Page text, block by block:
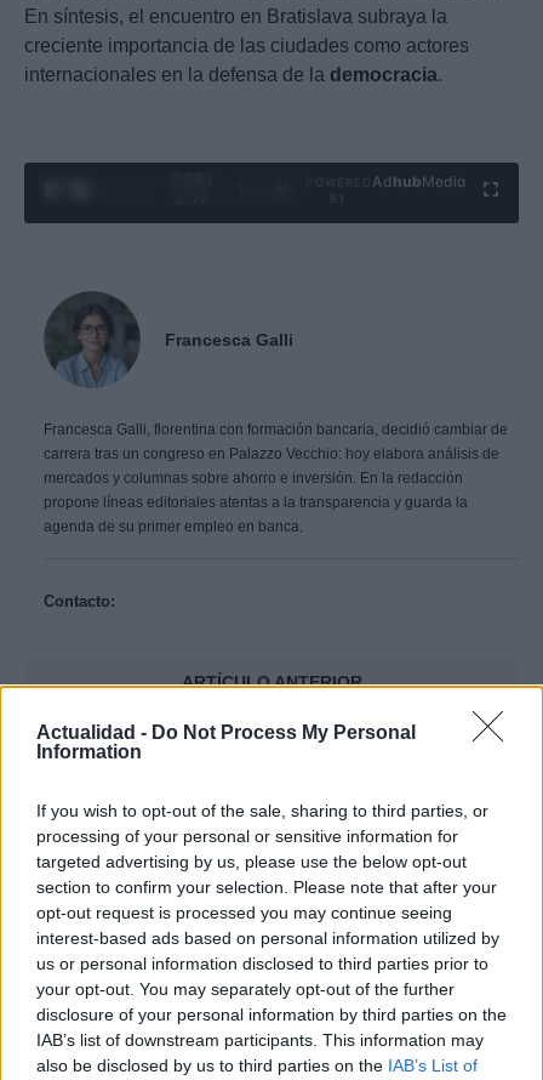
Actualidad - Do Not Process My Personal
Information
If you wish to opt-out of the sale, sharing to third parties, or
processing of your personal or sensitive information for
targeted advertising by us, please use the below opt-out
section to confirm your selection. Please note that after your
opt-out request is processed you may continue seeing
interest-based ads based on personal information utilized by
us or personal information disclosed to third parties prior to
your opt-out. You may separately opt-out of the further
disclosure of your personal information by third parties on the
IAB’s list of downstream participants. This information may
also be disclosed by us to third parties on the IAB’s List of
En síntesis, el encuentro en Bratislava subraya la
creciente importancia de las ciudades como actores
internacionales en la defensa de la democracia.
Ad hubMedia
Francesca Galli
Francesca Galli, florentina con formación bancaria, decidió cambiar de
carrera tras un congreso en Palazzo Vecchio: hoy elabora análisis de
mercados y columnas sobre ahorro e inversión. En la redacción
propone líneas editoriales atentas a la transparencia y guarda la
agenda de su primer empleo en banca.
Contacto:
ARTÍCULO ANTERIOR
INTERNACIONAL